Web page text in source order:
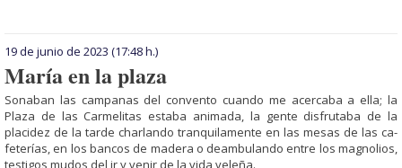
19 de junio de 2023 (17:48 h.)
María en la plaza
Sonaban las campanas del con­vento cuando me acer­caba a ella; la
Plaza de las Carmelitas estaba ani­ma­da, la gente disfrutaba de la
placidez de la tarde char­lando tranquilamente en las mesas de las ca­
fe­terías, en los bancos de madera o deambulando entre los magnolios,
testigos mudos del ir y venir de la vida veleña.